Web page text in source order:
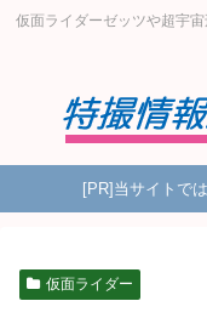
仮面ライダーゼッツや超宇
[PR]当サイトで
仮面ライダー